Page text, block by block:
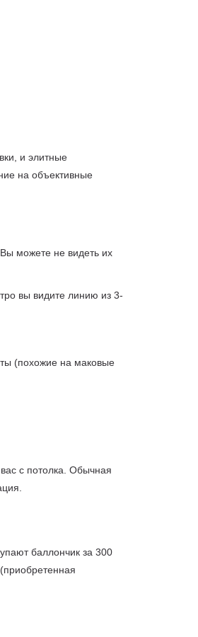
и элитные
на объективные
можете не видеть их
вы видите линию из 3-
(похожие на маковые
с потолка. Обычная
баллончик за 300
(приобретенная